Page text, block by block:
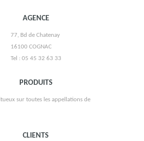
MAISON JARD
BRAASTAD TIFFON
AGENCE
77, Bd de Chatenay
16100 COGNAC
Tel : 05 45 32 63 33
PRODUITS
sur toutes les appellations de
CLIENTS